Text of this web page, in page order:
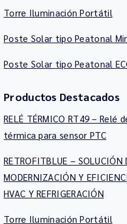
Torre Iluminación Portátil
Poste Solar tipo Peatonal
Poste Solar tipo Peatonal
Productos Destacados
RELÉ TÉRMICO RT49 – Relé
térmica para sensor PTC
RETROFITBLUE – SOLUCIÓN
MODERNIZACIÓN Y
HVAC Y REFRIGERACIÓN
Torre Iluminación Portátil